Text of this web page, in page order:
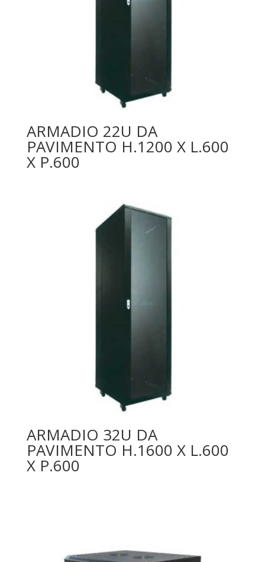
ARMADIO 22U DA
PAVIMENTO H.1200 X L.600
X P.600
ARMADIO 32U DA
PAVIMENTO H.1600 X L.600
X P.600